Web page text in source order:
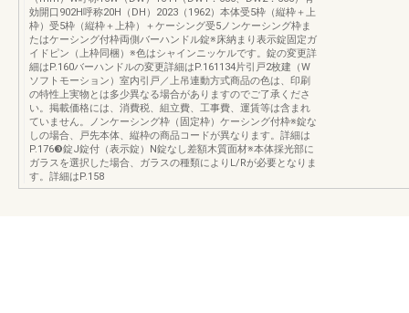
効開口902H呼称20H（DH）2023（1962）本体受5枠（縦枠＋上
枠）受5枠（縦枠＋上枠）＋ケーシング受5ノンケーシング枠ま
たはケーシング付枠両側バーハンドル錠※床納まり表示錠固定ガ
イドピン（上枠同梱）※色はシャインニッケルです。錠の変更詳
細はP.160バーハンドルの変更詳細はP.161134片引戸2枚建（W
ソフトモーション）室内引戸／上吊連動方式商品の色は、印刷
の特性上実物とは多少異なる場合がありますのでご了承くださ
い。掲載価格には、消費税、組立費、工事費、運賃等は含まれ
ていません。ノンケーシング枠（固定枠）ケーシング付枠※錠な
しの場合、戸先本体、縦枠の商品コードが異なります。­詳細は
P.176❸錠J錠付（表示錠）N錠なし差額木質面材※本体採光部に
ガラスを選択した場合、ガラスの種類によりL/Rが必要となりま
す。­詳細はP.158